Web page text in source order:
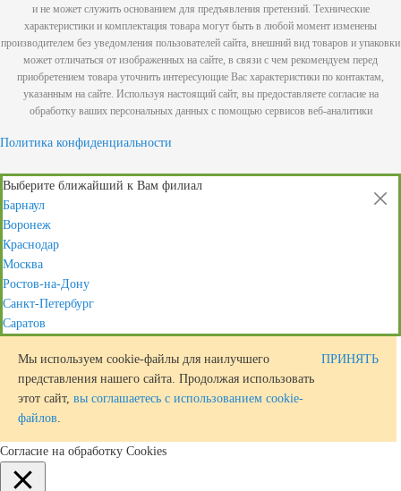
и не может служить основанием для предъявления претензий. Технические
характеристики и комплектация товара могут быть в любой момент изменены
производителем без уведомления пользователей сайта, внешний вид товаров и упаковки
может отличаться от изображенных на сайте, в связи с чем рекомендуем перед
приобретением товара уточнить интересующие Вас характеристики по контактам,
указанным на сайте. Используя настоящий сайт, вы предоставляете согласие на
обработку ваших персональных данных с помощью сервисов веб-аналитики
Политика конфиденциальности
Выберите ближайший к Вам филиал
Барнаул
Воронеж
Краснодар
Москва
Ростов-на-Дону
Санкт-Петербург
Саратов
Мы используем cookie-файлы для наилучшего
представления нашего сайта. Продолжая использовать
этот сайт, вы соглашаетесь с использованием cookie-
файлов.
ПРИНЯТЬ
Согласие на обработку Cookies